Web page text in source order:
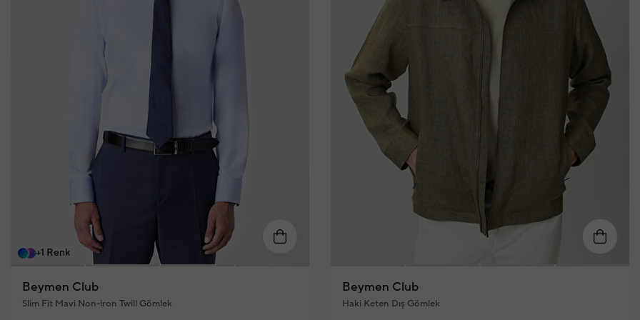
S M XL
XXL
+1 Renk
Beymen Club
Slim Fit Mavi Non-iron Twill Gömlek
XL XXL
Beymen Club
Haki Keten Dış Gömlek